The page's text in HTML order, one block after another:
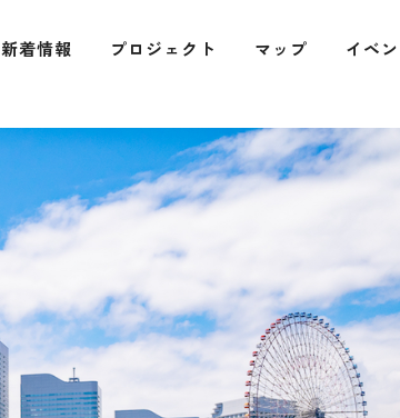
新着情報 プロジェクト マップ イベ